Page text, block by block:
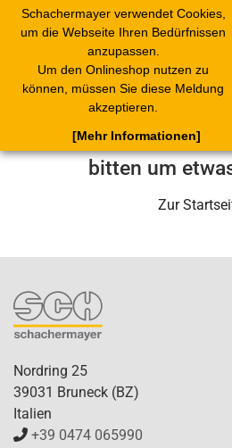
Schachermayer verwendet Cookies,
um die Webseite Ihren Bedürfnissen
anzupassen.
Um den Onlineshop nutzen zu
können, müssen Sie diese Meldung
akzeptieren.
[Mehr Informationen]
Leider ist ein
aufgetreten. Unser
sich in Kürze darum
bitten um
Zur
Nordring 25
39031 Bruneck (BZ)
Italien
+39 0474 065990